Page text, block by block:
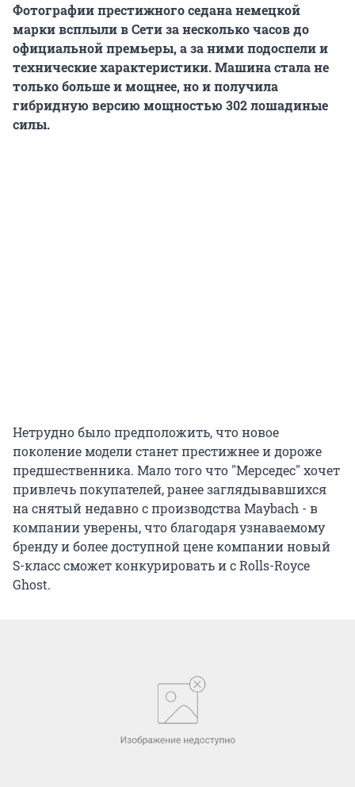
Фотографии престижного седана немецкой
марки всплыли в Сети за несколько часов до
официальной премьеры, а за ними подоспели и
технические характеристики. Машина стала не
только больше и мощнее, но и получила
гибридную версию мощностью 302 лошадиные
силы.
Нетрудно было предположить, что новое
поколение модели станет престижнее и дороже
предшественника. Мало того что "Мерседес" хочет
привлечь покупателей, ранее заглядывавшихся
на снятый недавно с производства Maybach - в
компании уверены, что благодаря узнаваемому
бренду и более доступной цене компании новый
S-класс сможет конкурировать и с Rolls-Royce
Ghost.